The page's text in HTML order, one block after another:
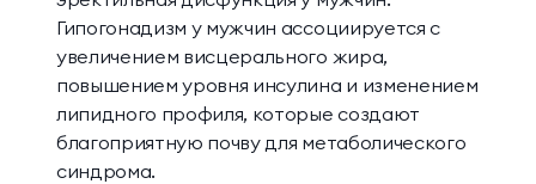
Гипогонадизм у мужчин ассоциируется с
увеличением висцерального жира,
повышением уровня инсулина и изменением
липидного профиля, которые создают
благоприятную почву для метаболического
синдрома.